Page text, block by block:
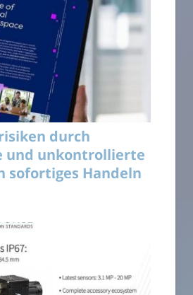
durch
und unkontrollierte
sofortiges Handeln